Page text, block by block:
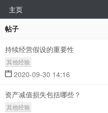
主页
帖子
持续经营假设的重要性
其他经验
2020-09-30 14:16
资产减值损失包括哪些？
其他经验